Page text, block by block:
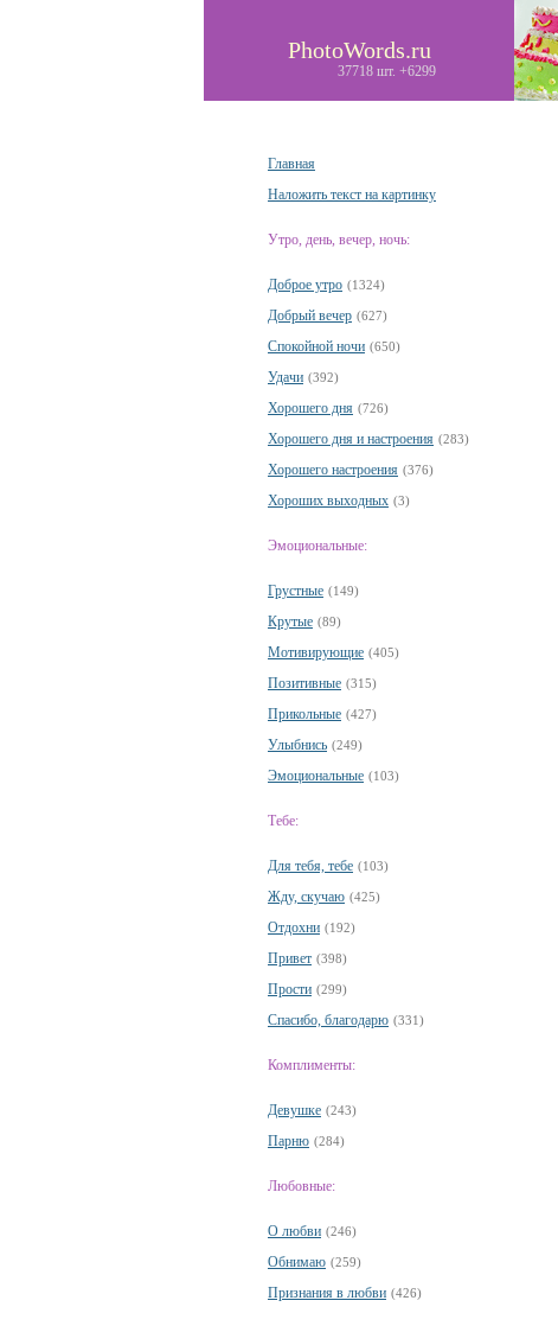
PhotoWords.ru
37718 шт. +6299
Главная
Наложить текст на картинку
Утро, день, вечер, ночь:
Доброе утро (1324)
Добрый вечер (627)
Спокойной ночи (650)
Удачи (392)
Хорошего дня (726)
Хорошего дня и настроения (283)
Хорошего настроения (376)
Хороших выходных (3)
Эмоциональные:
Грустные (149)
Крутые (89)
Мотивирующие (405)
Позитивные (315)
Прикольные (427)
Улыбнись (249)
Эмоциональные (103)
Тебе:
Для тебя, тебе (103)
Жду, скучаю (425)
Отдохни (192)
Привет (398)
Прости (299)
Спасибо, благодарю (331)
Комплименты:
Девушке (243)
Парню (284)
Любовные:
О любви (246)
Обнимаю (259)
Признания в любви (426)